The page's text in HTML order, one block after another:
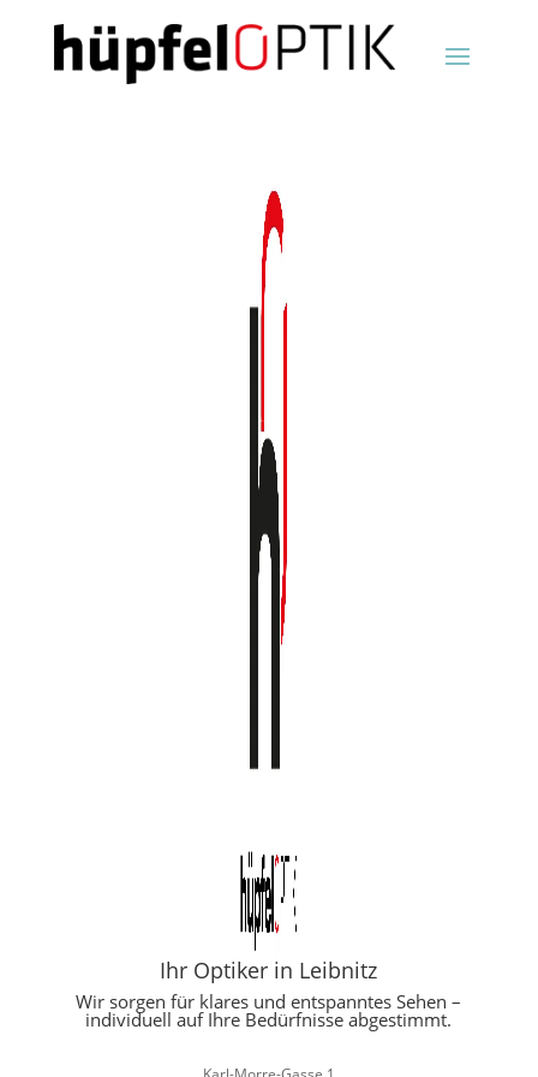
Ihr Optiker in Leibnitz
Wir sorgen für klares und entspanntes Sehen –
individuell auf Ihre Bedürfnisse abgestimmt.